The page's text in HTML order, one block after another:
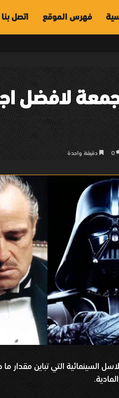
فهرس الموقع اتصل بنا
لافضل
0 دقيقة واحدة
السينمائية التي تباين مقدار